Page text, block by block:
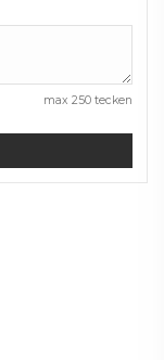
max 250 tecken